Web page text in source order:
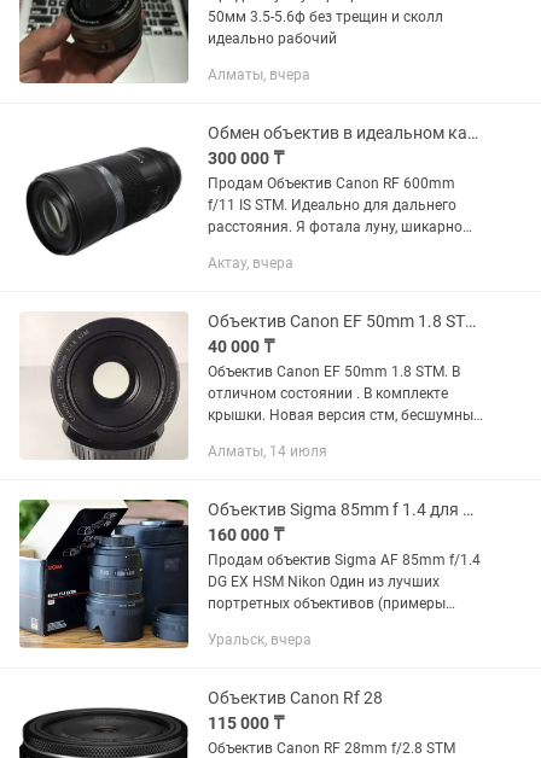
50мм 3.5-5.6ф без трещин и сколл
идеально рабочий
Алматы, вчера
Обмен объектив в идеальном качестве
300 000 ₸
Продам Объектив Canon RF 600mm
f/11 IS STM. Идеально для дальнего
расстояния. Я фотала луну, шикарно
приложила. Луна получается
Актау, вчера
Объектив Canon EF 50mm 1.8 STM. Портретник
40 000 ₸
Объектив Canon EF 50mm 1.8 STM. В
отличном состоянии . В комплекте
крышки. Новая версия стм, бесшумный
фото тоже. Светосильный. Цена 40.000
Алматы, 14 июля
Объектив Sigma 85mm f 1.4 для Nikon (F, EF)
160 000 ₸
Продам объектив Sigma AF 85mm f/1.4
DG EX HSM Nikon Один из лучших
портретных объективов (примеры
светосильный с красивым рисунком
Уральск, вчера
Объектив Canon Rf 28
115 000 ₸
Объектив Canon RF 28mm f/2.8 STM